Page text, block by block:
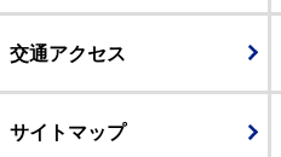
交通アクセス
サイトマップ